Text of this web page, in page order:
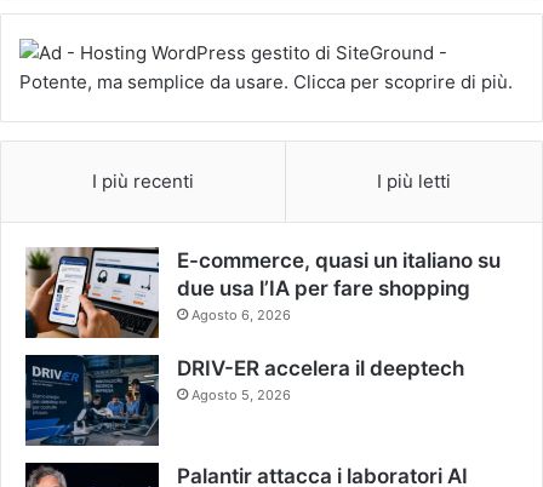
I più recenti I più letti
E-commerce, quasi un italiano su
due usa l’IA per fare shopping
Agosto 6, 2026
DRIV-ER accelera il deeptech
Agosto 5, 2026
Palantir attacca i laboratori AI